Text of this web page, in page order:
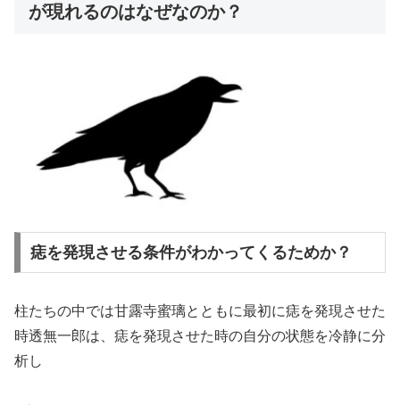
が現れるのはなぜなのか？
痣を発現させる条件がわかってくるためか？
柱たちの中では甘露寺蜜璃とともに最初に痣を発現させた
時透無一郎は、痣を発現させた時の自分の状態を冷静に分
析し